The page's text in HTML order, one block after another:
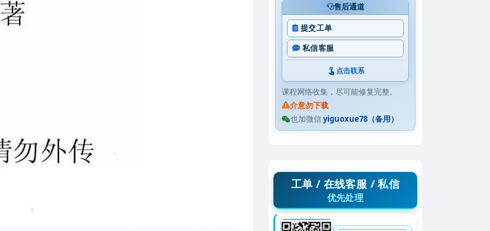
售后通道
提交工单
私信客服
点击联系
课程网络收集，尽可能修复完整。
介意勿下载
也加微信yiguoxue78（备用）
工单 / 在线客服 / 私信
优先处理